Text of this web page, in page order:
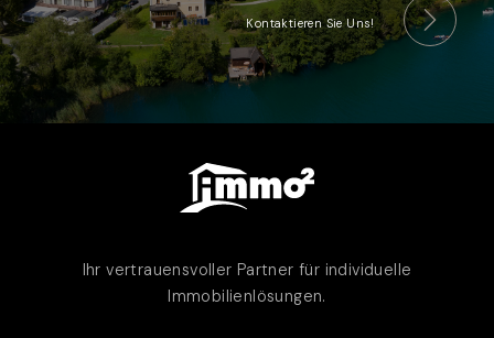
Kontaktieren Sie Uns!
Ihr vertrauensvoller Partner für individuelle
Immobilienlösungen.